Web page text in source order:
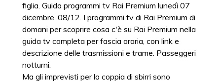
figlia. Guida programmi tv Rai Premium lunedì 07
dicembre. 08/12. I programmi tv di Rai Premium di
domani per scoprire cosa c'è su Rai Premium nella
guida tv completa per fascia oraria, con link e
descrizione delle trasmissioni e trame. Passeggeri
notturni.
Ma gli imprevisti per la coppia di sbirri sono